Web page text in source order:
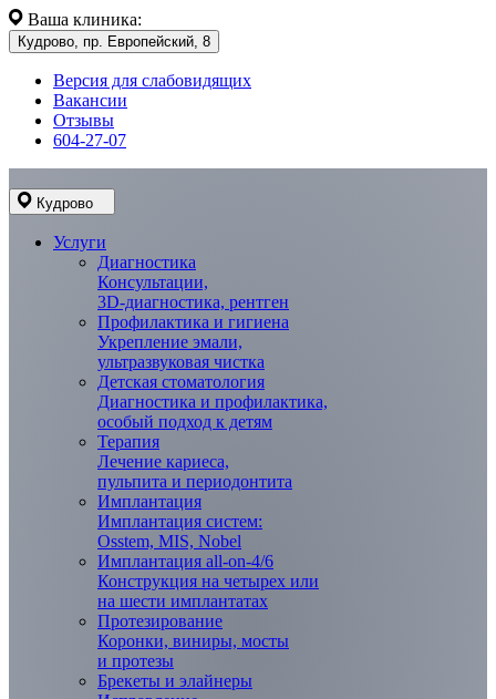
Ваша клиника:
Кудрово, пр. Европейский, 8
Версия для слабовидящих
Вакансии
Отзывы
604-27-07
Кудрово
Услуги
Диагностика
Консультации,
3D-диагностика, рентген
Профилактика и гигиена
Укрепление эмали,
ультразвуковая чистка
Детская стоматология
Диагностика и профилактика,
особый подход к детям
Терапия
Лечение кариеса,
пульпита и периодонтита
Имплантация
Имплантация систем:
Osstem, MIS, Nobel
Имплантация all-on-4/6
Конструкция на четырех или
на шести имплантатах
Протезирование
Коронки, виниры, мосты
и протезы
Брекеты и элaйнеры